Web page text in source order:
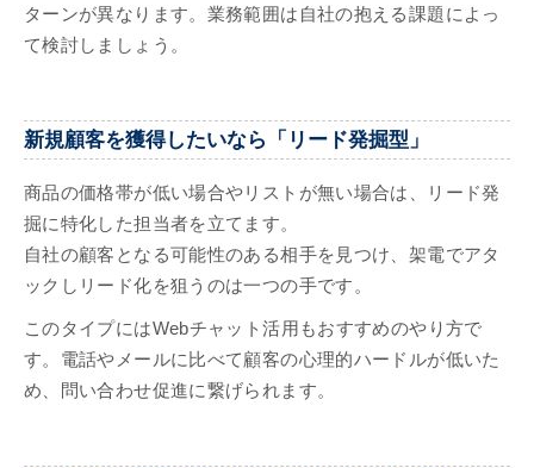
ターンが異なります。業務範囲は自社の抱える課題によっ
て検討しましょう。
新規顧客を獲得したいなら「リード発掘型」
商品の価格帯が低い場合やリストが無い場合は、リード発
掘に特化した担当者を立てます。
自社の顧客となる可能性のある相手を見つけ、架電でアタ
ックしリード化を狙うのは一つの手です。
このタイプにはWebチャット活用もおすすめのやり方で
す。電話やメールに比べて顧客の心理的ハードルが低いた
め、問い合わせ促進に繋げられます。